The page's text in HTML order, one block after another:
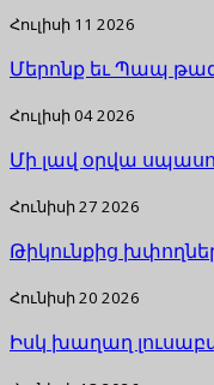
Հուլիսի 11 2026
Մերոնք եւ Պապ
Հուլիսի 04 2026
Մի լավ օրվա
Հունիսի 27 2026
Թիկունքից
Հունիսի 20 2026
Իսկ խաղաղ